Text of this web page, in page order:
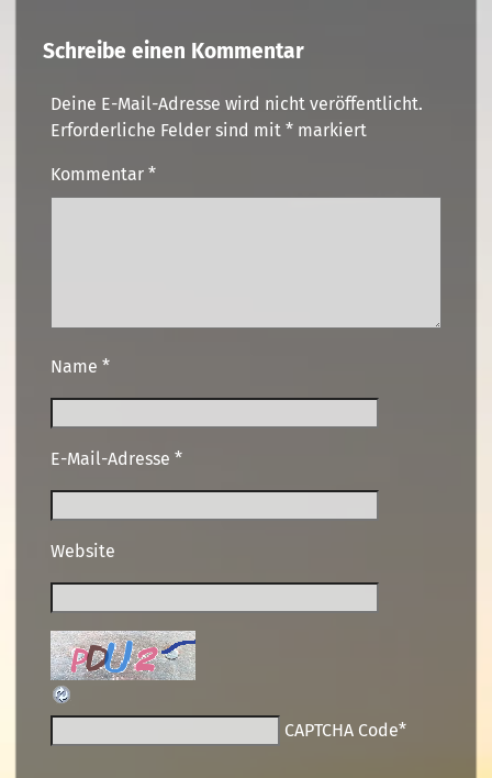
Schreibe einen Kommentar
Deine E-Mail-Adresse wird nicht veröffentlicht.
Erforderliche Felder sind mit *markiert
Kommentar *
Name *
E-Mail-Adresse *
Website
CAPTCHA Code*